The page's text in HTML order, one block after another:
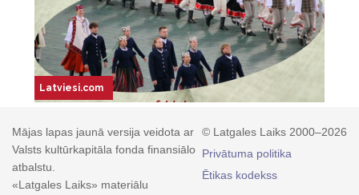
© Latgales Laiks 2000–2026
Privātuma politika
Ētikas kodekss
Mājas lapas jaunā versija veidota ar
Valsts kultūrkapitāla fonda finansiālo
atbalstu.
«Latgales Laiks» materiālu